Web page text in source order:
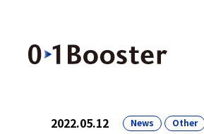
2022.05.12 News Other